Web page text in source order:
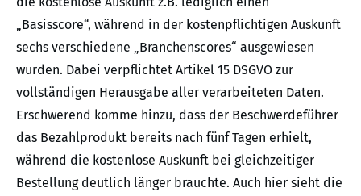
„Basisscore“, während in der kostenpflichtigen Auskunft
sechs verschiedene „Branchenscores“ ausgewiesen
wurden. Dabei verpflichtet Artikel 15 DSGVO zur
vollständigen Herausgabe aller verarbeiteten Daten.
Erschwerend komme hinzu, dass der Beschwerdeführer
das Bezahlprodukt bereits nach fünf Tagen erhielt,
während die kostenlose Auskunft bei gleichzeitiger
Bestellung deutlich länger brauchte. Auch hier sieht die